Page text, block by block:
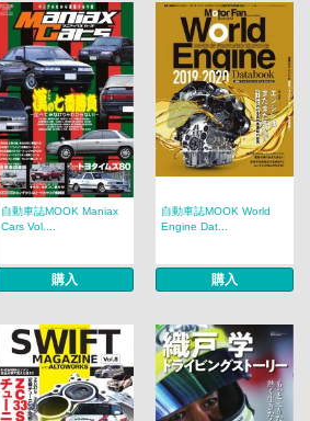
自動車誌MOOK Maniax
Cars Vol....
購入
自動車誌MOOK World
Engine Dat...
購入